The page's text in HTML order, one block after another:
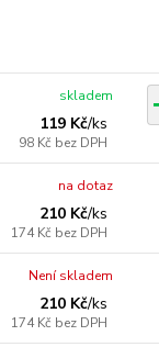
119 Kč/ks
98 Kč bez DPH
skladem
210 Kč/ks
174 Kč bez DPH
na dotaz
210 Kč/ks
174 Kč bez DPH
Není skladem